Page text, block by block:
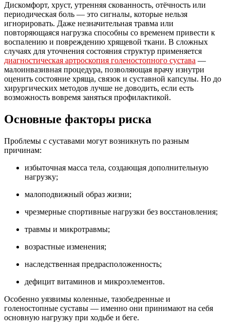
Дискомфорт, хруст, утренняя скованность, отёчность или
периодическая боль — это сигналы, которые нельзя
игнорировать. Даже незначительная травма или
повторяющаяся нагрузка способны со временем привести к
воспалению и повреждению хрящевой ткани. В сложных
случаях для уточнения состояния структур применяется
диагностическая артроскопия голеностопного сустава —
малоинвазивная процедура, позволяющая врачу изнутри
оценить состояние хряща, связок и суставной капсулы. Но до
хирургических методов лучше не доводить, если есть
возможность вовремя заняться профилактикой.
Основные факторы риска
Проблемы с суставами могут возникнуть по разным
причинам:
избыточная масса тела, создающая дополнительную
нагрузку;
малоподвижный образ жизни;
чрезмерные спортивные нагрузки без восстановления;
травмы и микротравмы;
возрастные изменения;
наследственная предрасположенность;
дефицит витаминов и микроэлементов.
Особенно уязвимы коленные, тазобедренные и
голеностопные суставы — именно они принимают на себя
основную нагрузку при ходьбе и беге.